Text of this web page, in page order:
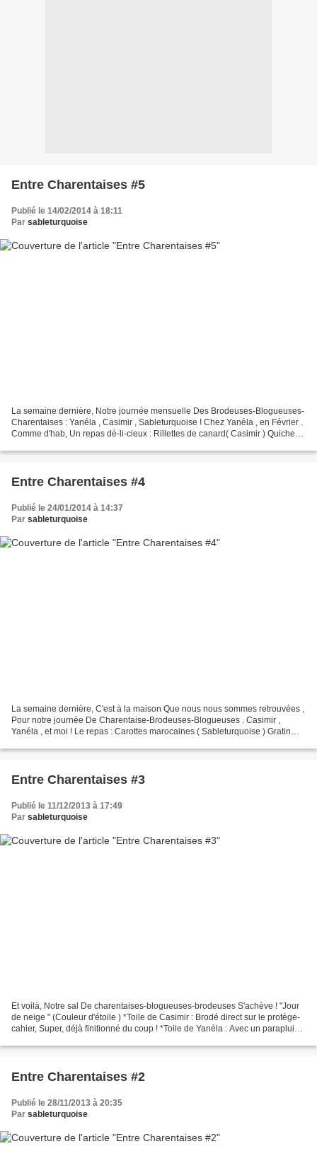
Entre Charentaises #5
Publié le 14/02/2014 à 18:11
Par sableturquoise
La semaine dernière, Notre journée mensuelle Des Brodeuses-Blogueuses-
Charentaises : Yanéla , Casimir , Sableturquoise ! Chez Yanéla , en Février .
Comme d'hab, Un repas dé-li-cieux : Rillettes de canard( Casimir ) Quiche
Entre Charentaises #4
Publié le 24/01/2014 à 14:37
Par sableturquoise
La semaine dernière, C'est à la maison Que nous nous sommes retrouvées ,
Pour notre journée De Charentaise-Brodeuses-Blogueuses . Casimir ,
Yanéla , et moi ! Le repas : Carottes marocaines ( Sableturquoise ) Gratin
Entre Charentaises #3
Publié le 11/12/2013 à 17:49
Par sableturquoise
Et voilà, Notre sal De charentaises-blogueuses-brodeuses S'achève ! "Jour
de neige " (Couleur d'étoile ) *Toile de Casimir : Brodé direct sur le protège-
cahier, Super, déjà finitionné du coup ! *Toile de Yanéla : Avec un parapluie
Entre Charentaises #2
Publié le 28/11/2013 à 20:35
Par sableturquoise